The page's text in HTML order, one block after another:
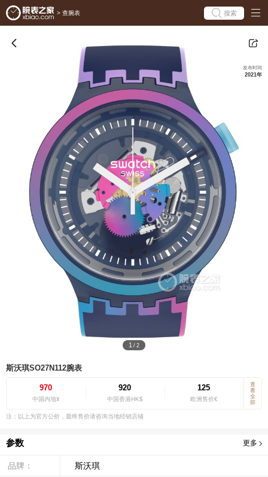
> 查腕表 搜索
1 / 2
发布时间
2021年
斯沃琪SO27N112腕表
970
中国内地¥
920
中国香港HK$
125
欧洲售价€
查
看
全
部
注：以上为官方公价，最终售价请咨询当地经销店铺
参数 更多
品牌： 斯沃琪